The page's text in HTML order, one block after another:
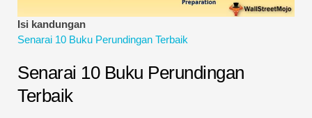
Bentuk penuh
Tutorial Pengurusan Risiko
Isi kandungan
Senarai 10 Buku Perundingan Terbaik
Senarai 10 Buku Perundingan
Terbaik